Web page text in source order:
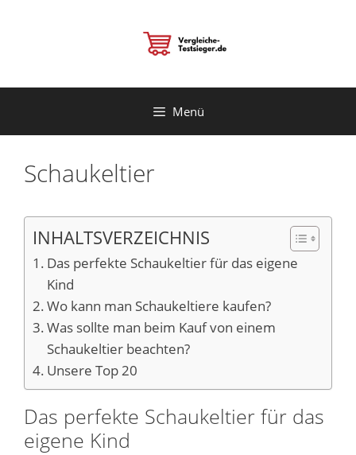
Menü
Schaukeltier
INHALTSVERZEICHNIS
Das perfekte Schaukeltier für das eigene
Kind
Wo kann man Schaukeltiere kaufen?
Was sollte man beim Kauf von einem
Schaukeltier beachten?
Unsere Top 20
Das perfekte Schaukeltier für das
eigene Kind